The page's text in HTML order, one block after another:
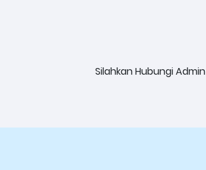
Silahkan Hubungi Admin